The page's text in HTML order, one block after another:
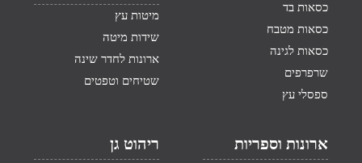
כסאות בד
כסאות מטבח
כסאות לגינה
שרפרפים
ספסלי עץ
מיטות עץ
שידות מיטה
ארונות לחדר שינה
שטיחים וטפטים
ארונות וספריות ריהוט גן